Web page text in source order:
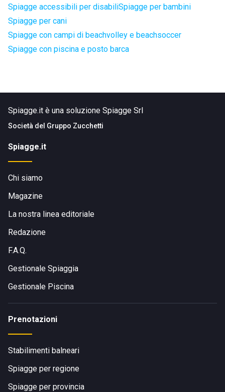
Spiagge accessibili per disabiliSpiagge per bambini
Spiagge per cani
Spiagge con campi di beachvolley e beachsoccer
Spiagge con piscina e posto barca
Spiagge.it è una soluzione Spiagge Srl
Società del Gruppo Zucchetti
Spiagge.it
Chi siamo
Magazine
La nostra linea editoriale
Redazione
F.A.Q.
Gestionale Spiaggia
Gestionale Piscina
Prenotazioni
Stabilimenti balneari
Spiagge per regione
Spiagge per provincia